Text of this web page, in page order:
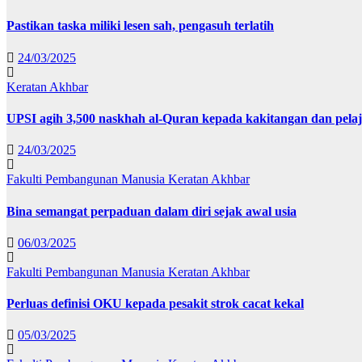
Pastikan taska miliki lesen sah, pengasuh terlatih
24/03/2025
Keratan Akhbar
UPSI agih 3,500 naskhah al-Quran kepada kakitangan dan
24/03/2025
Fakulti Pembangunan Manusia Keratan Akhbar
Bina semangat perpaduan dalam diri sejak awal usia
06/03/2025
Fakulti Pembangunan Manusia Keratan Akhbar
Perluas definisi OKU kepada pesakit strok cacat kekal
05/03/2025